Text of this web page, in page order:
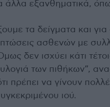
άλλα εξανθηματικά,
τα δείγματα και
ασθενών με
δεν ισχύει κάτι
των πιθήκων”,
πρέπει να γίνουν
ιού.